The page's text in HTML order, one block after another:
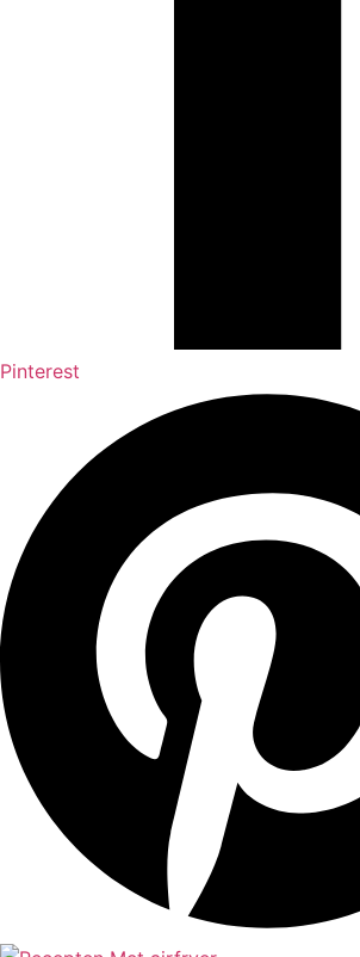
Pinterest